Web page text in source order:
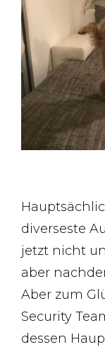
diverseste
jetzt nicht
aber
Aber zum
Security
dessen